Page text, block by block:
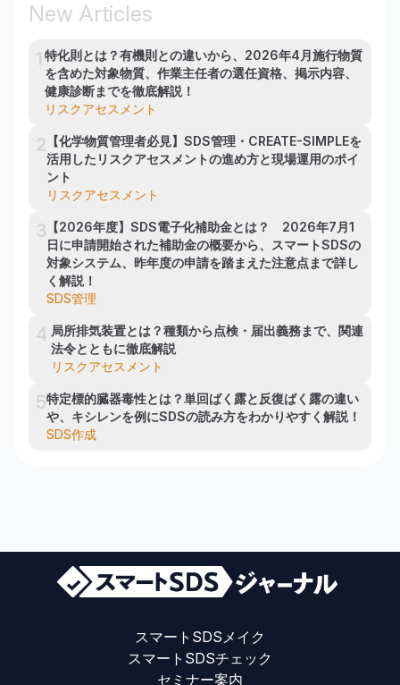
New Articles
1 特化則とは？有機則との違いから、2026年4月施行物質
を含めた対象物質、作業主任者の選任資格、掲示内容、
健康診断までを徹底解説！
リスクアセスメント
2 【化学物質管理者必見】SDS管理・CREATE-SIMPLEを
活用したリスクアセスメントの進め方と現場運用のポイ
ント
リスクアセスメント
3 【2026年度】SDS電子化補助金とは？　2026年7月1
日に申請開始された補助金の概要から、スマートSDSの
対象システム、昨年度の申請を踏まえた注意点まで詳し
く解説！
SDS管理
4 局所排気装置とは？種類から点検・届出義務まで、関連
法令とともに徹底解説
リスクアセスメント
5特定標的臓器毒性とは？単回ばく露と反復ばく露の違い
や、キシレンを例にSDSの読み方をわかりやすく解説！
SDS作成
スマートSDSメイク
スマートSDSチェック
セミナー案内